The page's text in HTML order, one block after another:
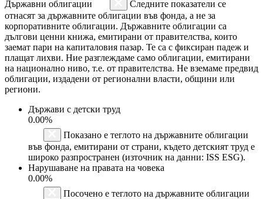
Държавни облигации
Следните показатели се
отнасят за държавните облигации във фонда, а не за
корпоративните облигации. Държавните облигации са
дългови ценни книжа, емитирани от правителства, които
заемат пари на капиталовия пазар. Те са с фиксиран падеж и
плащат лихви. Ние разглеждаме само облигации, емитирани
на национално ниво, т.е. от правителства. Не вземаме предвид
облигации, издадени от регионални власти, общини или
региони.
Държави с детски труд
0.00%
Показано е теглото на държавните облигации
във фонда, емитирани от страни, където детският труд е
широко разпространен (източник на данни: ISS ESG).
Нарушаване на правата на човека
0.00%
Посочено е теглото на държавните облигации